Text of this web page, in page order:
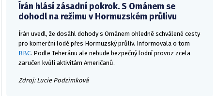
Írán hlásí zásadní pokrok. S Ománem se
dohodl na režimu v Hormuzském průlivu
Írán uvedl, že dosáhl dohody s Ománem ohledně schválené cesty
pro komerční lodě přes Hormuzský průliv. Informovala o tom
BBC. Podle Teheránu ale nebude bezpečný lodní provoz zcela
zaručen kvůli aktivitám Američanů.
Zdroj: Lucie Podzimková